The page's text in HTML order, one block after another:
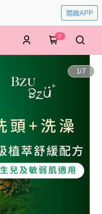
開啟APP
0
1/7